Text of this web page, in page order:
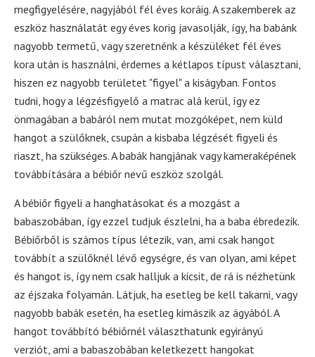
megfigyelésére, nagyjából fél éves koráig. A szakemberek az
eszköz használatát egy éves korig javasolják, így, ha babánk
nagyobb termetű, vagy szeretnénk a készüléket fél éves
kora után is használni, érdemes a kétlapos típust választani,
hiszen ez nagyobb területet "figyel" a kiságyban. Fontos
tudni, hogy a légzésfigyelő a matrac alá kerül, így ez
önmagában a babáról nem mutat mozgóképet, nem küld
hangot a szülőknek, csupán a kisbaba légzését figyeli és
riaszt, ha szükséges. A babák hangjának vagy kameraképének
továbbítására a bébiőr nevű eszköz szolgál.
A bébiőr figyeli a hanghatásokat és a mozgást a
babaszobában, így ezzel tudjuk észlelni, ha a baba ébredezik.
Bébiőrből is számos típus létezik, van, ami csak hangot
továbbít a szülőknél lévő egységre, és van olyan, ami képet
és hangot is, így nem csak halljuk a kicsit, de rá is nézhetünk
az éjszaka folyamán. Látjuk, ha esetleg be kell takarni, vagy
nagyobb babák esetén, ha esetleg kimászik az ágyából. A
hangot továbbító bébiőrnél választhatunk egyirányú
verziót, ami a babaszobában keletkezett hangokat